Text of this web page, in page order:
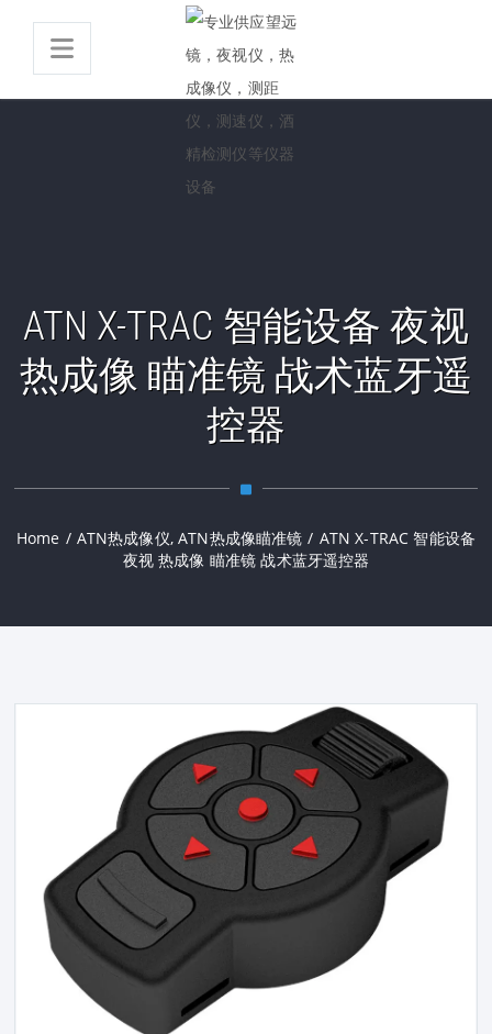
ATN X-TRAC 智能设备 夜视
热成像 瞄准镜 战术蓝牙遥
控器
Home / ATN热成像仪,ATN热成像瞄准镜 / ATN X-TRAC 智能设备
夜视 热成像 瞄准镜 战术蓝牙遥控器